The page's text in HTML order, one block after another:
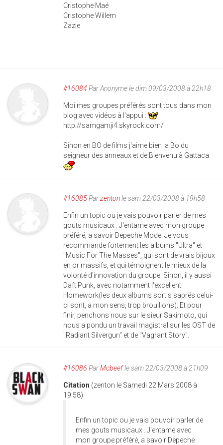
Cristophe Maé
Cristophe Willem
Zazie
#16084 ParAnonymele dim 09/03/2008 à 22h18
Moi mes groupes préférés sont tous dans mon
blog avec vidéos à l'appui :
http://samgamji4.skyrock.com/
Sinon en BO de films j'aime bien la Bo du
seigneur des anneaux et de Bienvenu à Gattaca
#16085Parzentonle sam 22/03/2008 à 19h58
Enfin un topic ou je vais pouvoir parler de mes
gouts musicaux . J'entame avec mon groupe
préféré, a savoir Depeche Mode. Je vous
recommande fortement les albums "Ultra" et
"Music For The Masses", qui sont de vrais bijoux
en or massifs, et qui témoignent le mieux de la
volonté d'innovation du groupe. Sinon, il y aussi
Daft Punk, avec notamment l'excellent
Homework(les deux albums sortis saprés celui-
ci sont, a mon sens, trop broullions). Et pour
finir, penchons nous sur le sieur Sakimoto, qui
nous a pondu un travail magistral sur les OST de
"Radiant Silvergun" et de "Vagrant Story".
#16086 ParMcbeefle sam 22/03/2008 à 21h09
Citation (zenton le Samedi 22 Mars 2008 à
19:58)
Enfin un topic ou je vais pouvoir parler de
mes gouts musicaux . J'entame avec
mon groupe préféré, a savoir Depeche